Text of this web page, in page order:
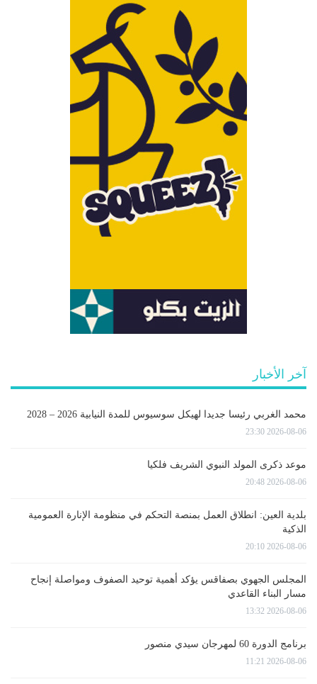
آخر الأخبار
محمد الغربي رئيسا جديدا لهيكل سوسيوس للمدة النيابية 2026 – 2028
2026-08-06 23:30
موعد ذكرى المولد النبوي الشريف فلكيا
2026-08-06 20:48
بلدية العين: انطلاق العمل بمنصة التحكم في منظومة الإنارة العمومية
الذكية
2026-08-06 20:10
المجلس الجهوي بصفاقس يؤكد أهمية توحيد الصفوف ومواصلة إنجاح
مسار البناء القاعدي
2026-08-06 13:32
برنامج الدورة 60 لمهرجان سيدي منصور
2026-08-06 11:21